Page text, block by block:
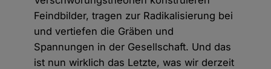
Feindbilder, tragen zur Radikalisierung bei
und vertiefen die Gräben und
Spannungen in der Gesellschaft. Und das
ist nun wirklich das Letzte, was wir derzeit